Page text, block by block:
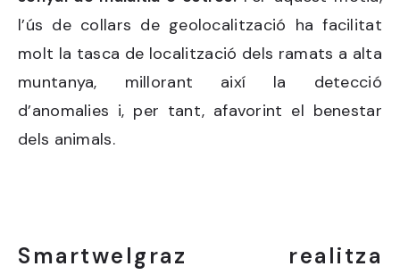
l’ús de collars de geolocalització ha facilitat
molt la tasca de localització dels ramats a alta
muntanya, millorant així la detecció
d’anomalies i, per tant, afavorint el benestar
dels animals.
Smartwelgraz realitza